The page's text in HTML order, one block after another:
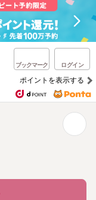
ブックマーク ログイン
ポイントを表示する